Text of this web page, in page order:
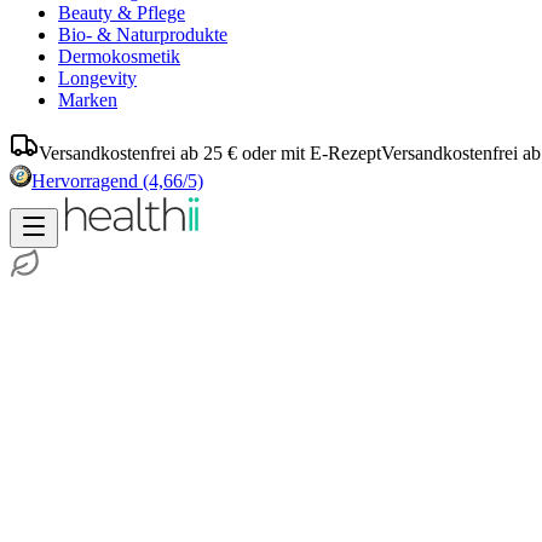
Beauty & Pflege
Bio- & Naturprodukte
Dermokosmetik
Longevity
Marken
Versandkostenfrei ab 25 € oder mit E-RezeptVersandkostenfrei
Hervorragend (4,66/5)